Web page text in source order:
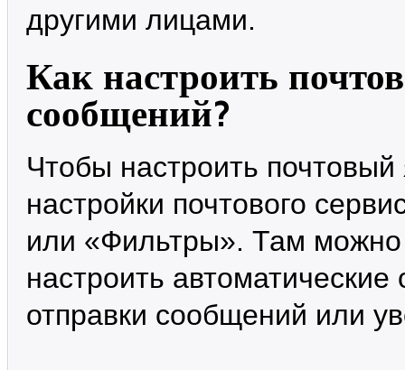
другими лицами.
Как настроить
сообщений?
Чтобы настроить
настройки почтового
или «Фильтры». Там можно
настроить
отправки сообщений или